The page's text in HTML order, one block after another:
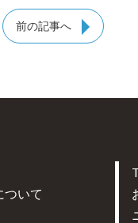
前の記事へ
ついて